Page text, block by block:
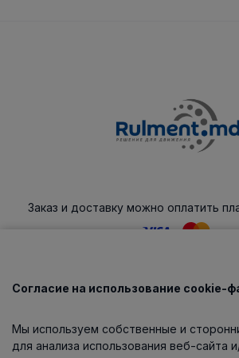
Заказ и доставку можно оплатить
Каталог
О компании
Согласие на использование cookie-
Мы используем собственные и
для анализа использования веб-сайта